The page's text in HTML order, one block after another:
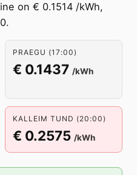
on € 0.1514 /kWh,
PRAEGU (17:00)
€ 0.1437 /kWh
KALLEIM TUND (20:00)
€ 0.2575 /kWh